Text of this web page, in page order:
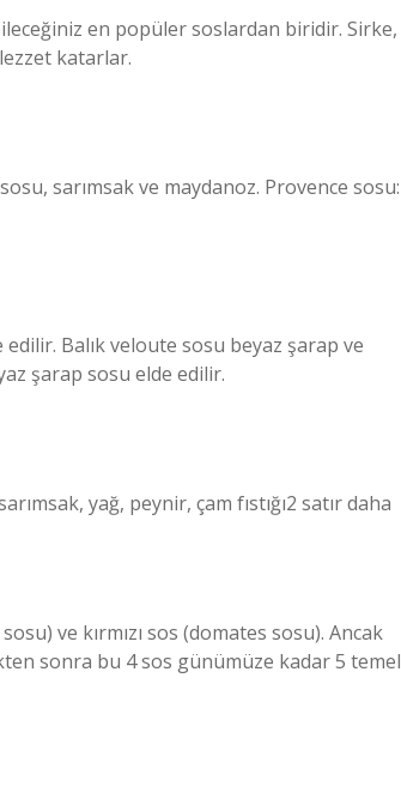
en popüler soslardan biridir. Sirke,
katarlar.
sarımsak ve maydanoz. Provence sosu:
edilir. Balık veloute sosu beyaz şarap ve
şarap sosu elde edilir.
yağ, peynir, çam fıstığı2 satır daha
ve kırmızı sos (domates sosu). Ancak
sonra bu 4 sos günümüze kadar 5 temel